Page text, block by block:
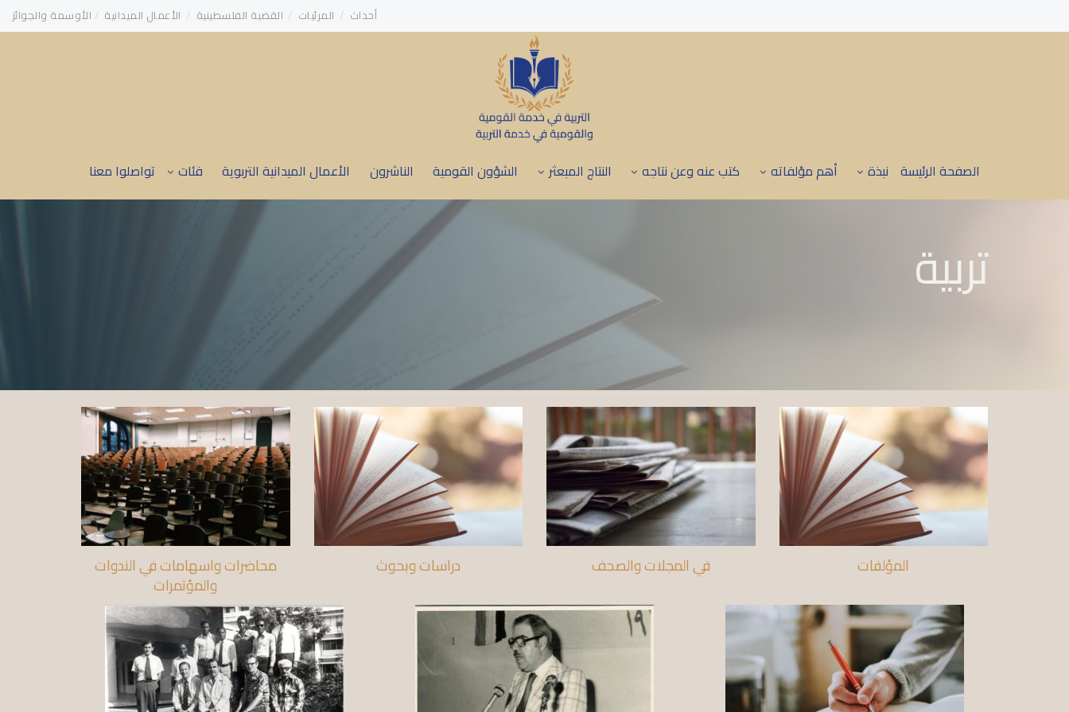
أحداث المرئيات القضية الفلسطينية الأعمال الميدانية الأوسمة والجوائز
الصفحة الرئيسة نبذة أهم مؤلفاته كتب عنه وعن نتاجه النتاج المبعثر الشؤون القومية الناشرون الأعمال الميدانية التربوية فئات تواصلوا معنا
تربية
محاضرات واسهامات في الندوات
والمؤتمرات
دراسات وبحوث في المجلات والصحف المؤلفات